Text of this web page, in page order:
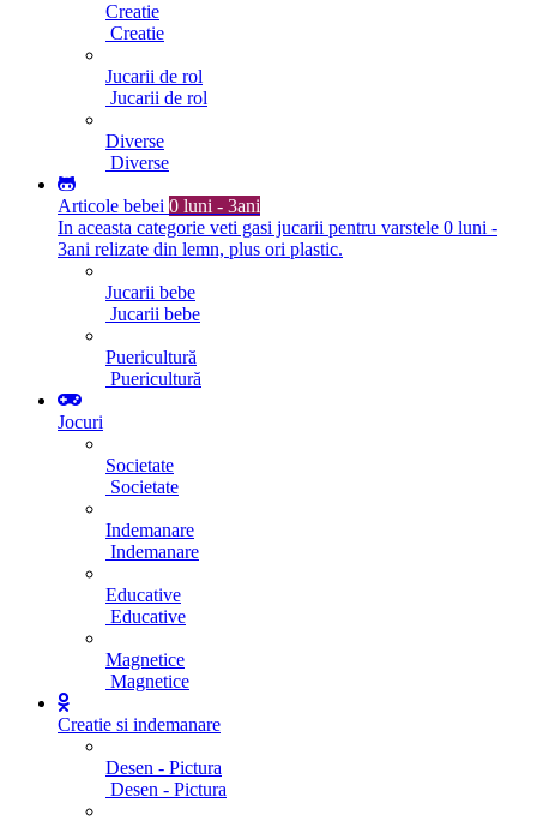
Creatie
Creatie
Jucarii de rol
Jucarii de rol
Diverse
Diverse
Articole bebei 0 luni - 3ani
In aceasta categorie veti gasi jucarii pentru varstele 0 luni -
3ani relizate din lemn, plus ori plastic.
Jucarii bebe
Jucarii bebe
Puericultură
Puericultură
Jocuri
Societate
Societate
Indemanare
Indemanare
Educative
Educative
Magnetice
Magnetice
Creatie si indemanare
Desen - Pictura
Desen - Pictura